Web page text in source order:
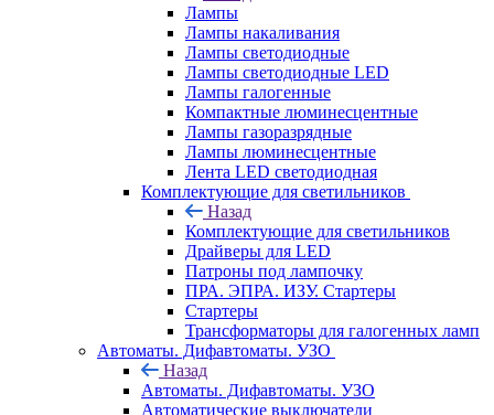
Лампы
Лампы накаливания
Лампы светодиодные
Лампы светодиодные LED
Лампы галогенные
Компактные люминесцентные
Лампы газоразрядные
Лампы люминесцентные
Лента LED светодиодная
Комплектующие для светильников
Назад
Комплектующие для светильников
Драйверы для LED
Патроны под лампочку
ПРА. ЭПРА. ИЗУ. Стартеры
Стартеры
Трансформаторы для галогенных ламп
Автоматы. Дифавтоматы. УЗО
Назад
Автоматы. Дифавтоматы. УЗО
Автоматические выключатели